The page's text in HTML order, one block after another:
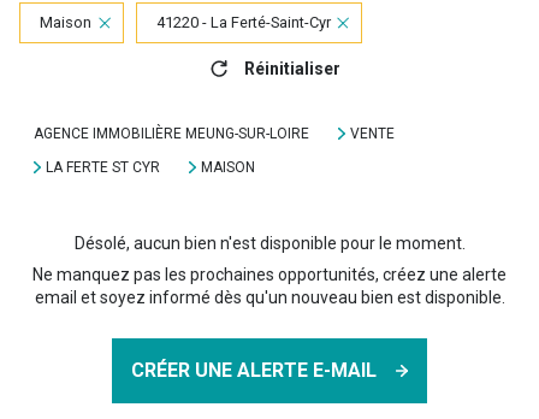
Maison 41220 - La Ferté-Saint-Cyr
Réinitialiser
AGENCE IMMOBILIÈRE MEUNG-SUR-LOIRE
VENTE
LA FERTE ST CYR
MAISON
Désolé, aucun bien n'est disponible pour le moment.
Ne manquez pas les prochaines opportunités, créez une alerte
email et soyez informé dès qu'un nouveau bien est disponible.
CRÉER UNE ALERTE E-MAIL